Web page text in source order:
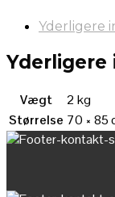
Yderligere
Vægt
2 kg
Størrelse 70 × 85